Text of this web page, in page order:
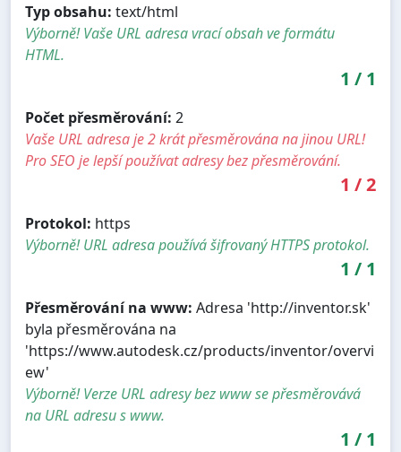
Typ obsahu: text/html
Výborně! Vaše URL adresa vrací obsah ve formátu
HTML.
1 / 1
Počet přesměrování: 2
Vaše URL adresa je 2 krát přesměrována na jinou URL!
Pro SEO je lepší používat adresy bez přesměrování.
1 /2
Protokol: https
Výborně! URL adresa používá šifrovaný HTTPS protokol.
1 / 1
Přesměrování na www: Adresa 'http://inventor.sk'
byla přesměrována na
'https://www.autodesk.cz/products/inventor/overvi
ew'
Výborně! Verze URL adresy bez www se přesměrovává
na URL adresu s www.
1 / 1